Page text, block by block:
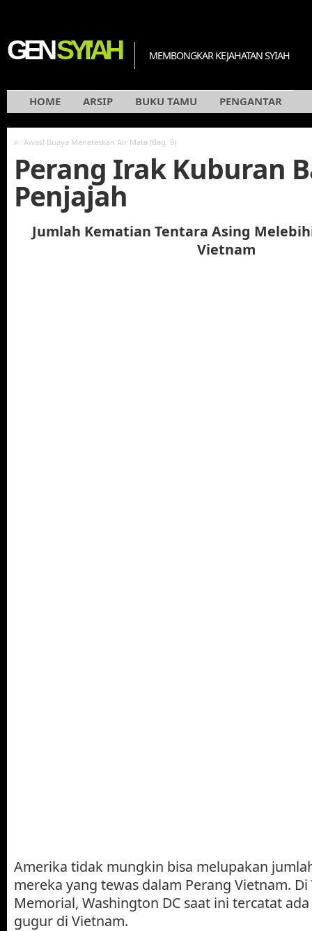
GENSYI'AH MEMBONGKAR KEJAHATAN SYIAH
HOME ARSIP BUKU TAMU PENGANTAR
« Awas! Buaya Meneteskan Air Mata (Bag. 9)
Perang Irak Kuburan
Penjajah
Jumlah Kematian Tentara Asing
Vietnam
Amerika tidak mungkin bisa melupakan
mereka yang tewas dalam Perang Vietnam.
Memorial, Washington DC saat ini tercatat
gugur di Vietnam.